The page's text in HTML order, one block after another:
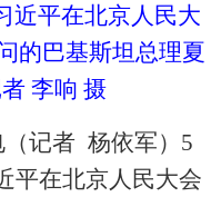
近平在北京人民大
的巴基斯坦总理夏
李响 摄
（记者 杨依军）5
平在北京人民大会